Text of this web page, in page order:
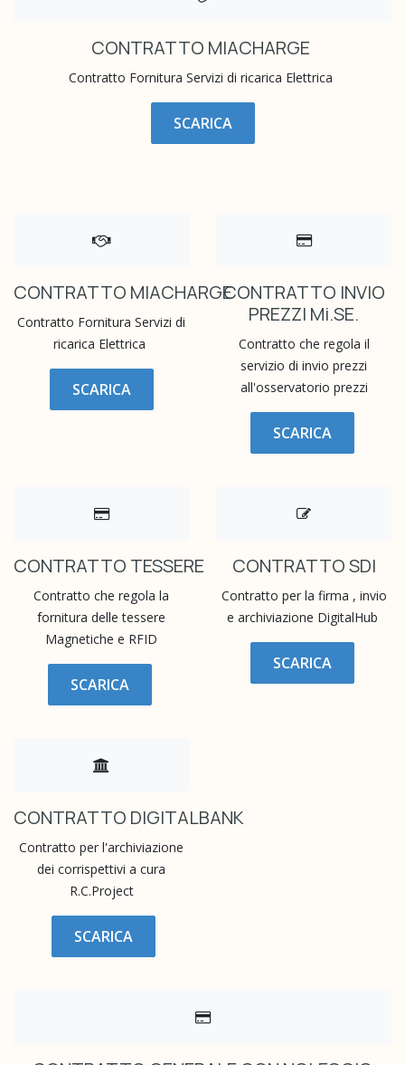
CONTRATTO MIACHARGE
Contratto Fornitura Servizi di ricarica Elettrica
SCARICA
CONTRATTO MIACHARGE
Contratto Fornitura Servizi di
ricarica Elettrica
SCARICA
CONTRATTO INVIO
PREZZI Mi.SE.
Contratto che regola il
servizio di invio prezzi
all'osservatorio prezzi
SCARICA
CONTRATTO TESSERE
Contratto che regola la
fornitura delle tessere
Magnetiche e RFID
SCARICA
CONTRATTO SDI
Contratto per la firma , invio
e archiviazione DigitalHub
SCARICA
CONTRATTO DIGITALBANK
Contratto per l'archiviazione
dei corrispettivi a cura
R.C.Project
SCARICA